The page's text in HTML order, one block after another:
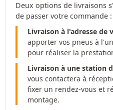
Deux options de livraisons
de passer votre commande :
Livraison à l'adresse de
apporter vos pneus à
pour réaliser la
Livraison à une station
vous contactera à
fixer un rendez-vous et
montage.